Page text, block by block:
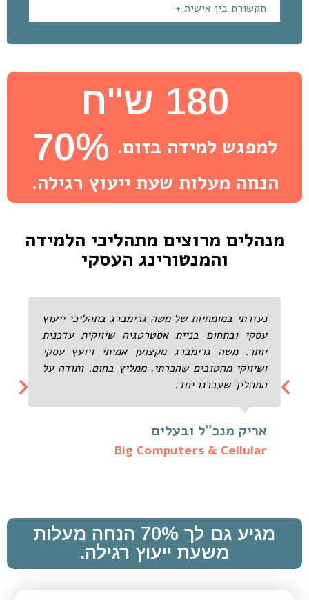
תקשורת בין אישית +
180 ש''ח
למפגש למידה בזום. 70%
הנחה מעלות שעת ייעוץ רגילה.
מנהלים מרוצים מתהליכי הלמידה
והמנטורינג העסקי
נעזרתי במומחיות של משה גרימברג בתהליכי ייעוץ
עסקי ובתחום בניית אסטרטגיה שיווקית עדכנית
יותר. משה גרימברג מקצוען אמיתי ויועץ עסקי
ושיווקי מהטובים שהכרתי. ממליץ בחום. ותודה על
התהליך שעברנו יחד.
אריק מנכ"ל ובעלים
Big Computers & Cellular
מגיע גם לך 70% הנחה מעלות
משעת ייעוץ רגילה.